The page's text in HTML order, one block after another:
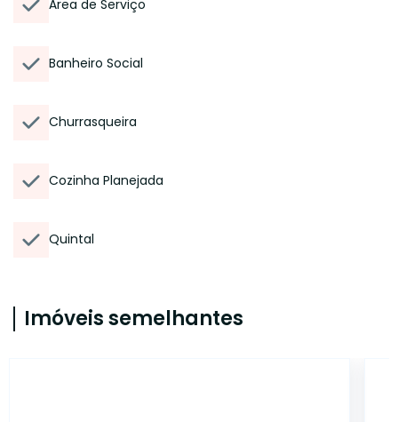
Área de Serviço
Banheiro Social
Churrasqueira
Cozinha Planejada
Quintal
Imóveis semelhantes